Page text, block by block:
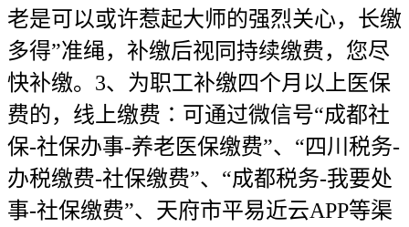
老是可以或许惹起大师的强烈关心，长缴
多得”准绳，补缴后视同持续缴费，您尽
快补缴。3、为职工补缴四个月以上医保
费的，线上缴费∶可通过微信号“成都社
保-社保办事-养老医保缴费”、“四川税务-
办税缴费-社保缴费”、“成都税务-我要处
事-社保缴费”、天府市平易近云APP等渠